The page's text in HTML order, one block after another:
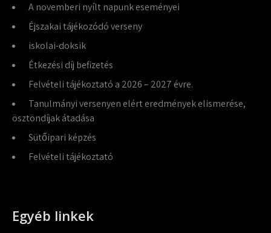
A novemberi nyílt napunk eseményei
Éjszakai tájékozódó verseny
iskolai-doksik
Étkezési díj befizetés
Felvételi tájékoztató a 2026 – 2027 évre.
Tanulmányi versenyen elért eredmények elismerése,
ösztöndíjak átadása
Sütőipari képzés
Felvételi tájékoztató
Egyéb linkek